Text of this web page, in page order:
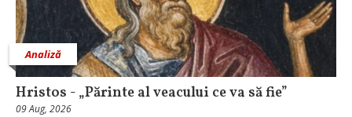
Analiză
Hristos - „Părinte al veacului ce va să fie”
09 Aug, 2026